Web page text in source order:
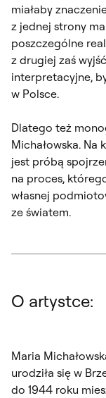
miałaby
z jednej strony
poszczególne
z drugiej zaś
interpretacyjne,
w Polsce.
Dlatego też
Michałowska.
jest próbą
na proces,
własnej
ze światem.
O artystce:
Maria
urodziła się w
do 1944 roku